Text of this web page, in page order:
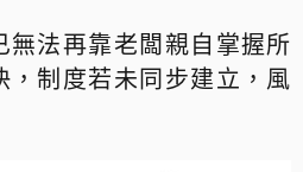
無法再靠老闆親自掌握所
，制度若未同步建立，風